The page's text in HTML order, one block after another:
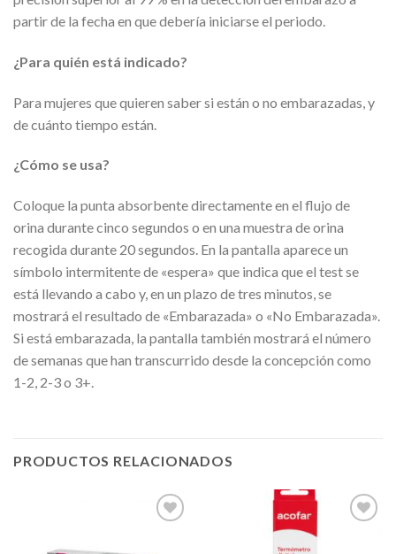
partir de la fecha en que debería iniciarse el periodo.
¿Para quién está indicado?
Para mujeres que quieren saber si están o no embarazadas, y
de cuánto tiempo están.
¿Cómo se usa?
Coloque la punta absorbente directamente en el flujo de
orina durante cinco segundos o en una muestra de orina
recogida durante 20 segundos. En la pantalla aparece un
símbolo intermitente de «espera» que indica que el test se
está llevando a cabo y, en un plazo de tres minutos, se
mostrará el resultado de «Embarazada» o «No Embarazada».
Si está embarazada, la pantalla también mostrará el número
de semanas que han transcurrido desde la concepción como
1-2, 2-3 o 3+.
PRODUCTOS RELACIONADOS